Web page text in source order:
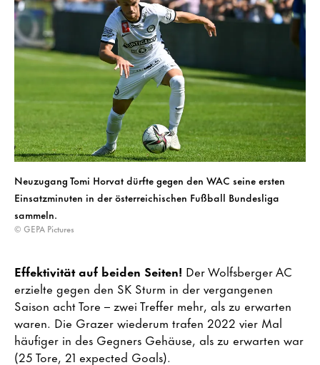
Neuzugang Tomi Horvat dürfte gegen den WAC seine ersten
Einsatzminuten in der österreichischen Fußball Bundesliga
sammeln.
© GEPA Pictures
Effektivität auf beiden Seiten! Der Wolfsberger AC
erzielte gegen den SK Sturm in der vergangenen
Saison acht Tore – zwei Treffer mehr, als zu erwarten
waren. Die Grazer wiederum trafen 2022 vier Mal
häufiger in des Gegners Gehäuse, als zu erwarten war
(25 Tore, 21 expected Goals).